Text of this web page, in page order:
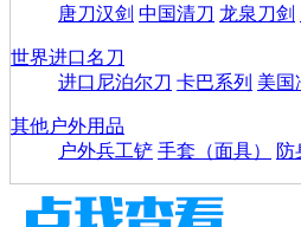
唐刀汉剑 中国清刀 龙泉刀剑
世界进口名刀
进口尼泊尔刀 卡巴系列 美国
其他户外用品
户外兵工铲 手套（面具） 防